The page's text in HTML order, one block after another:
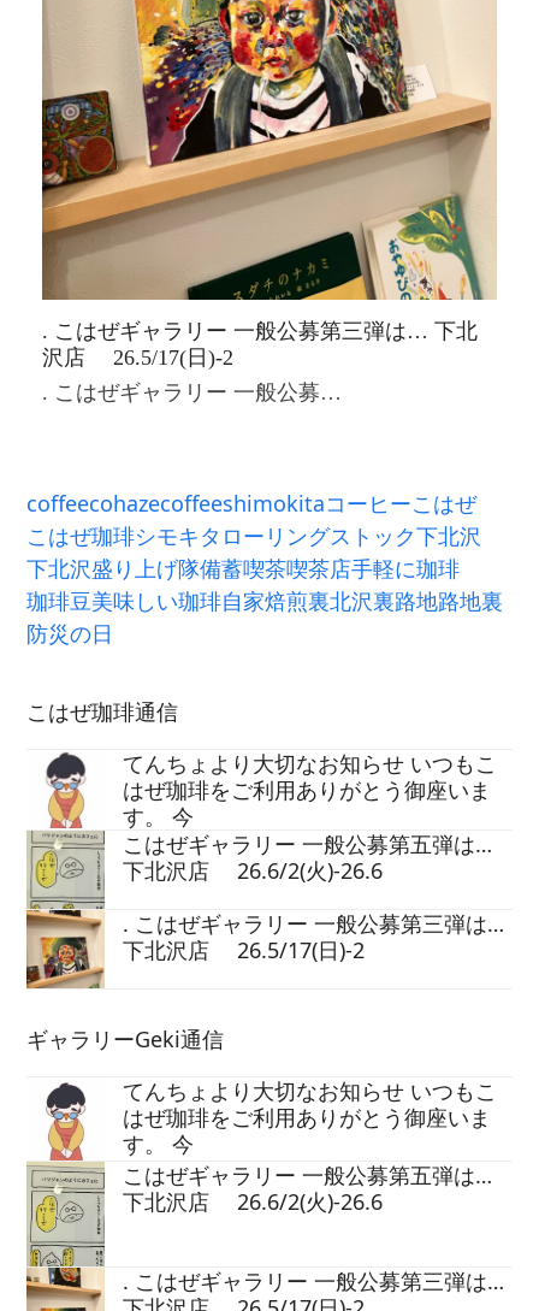
. こはぜギャラリー 一般公募第三弾は… 下北
沢店 26.5/17(日)-2
. こはぜギャラリー 一般公募…
coffeecohazecoffeeshimokitaコーヒーこはぜ
こはぜ珈琲シモキタ ローリングストック下北沢
下北沢盛り上げ隊備蓄喫茶喫茶店手軽に珈琲
珈琲豆美味しい珈琲自家焙煎裏北沢裏路地路地裏
防災の日
こはぜ珈琲通信
てんちょより大切なお知らせ いつもこ
はぜ珈琲をご利用ありがとう御座いま
す。 今
こはぜギャラリー 一般公募第五弾は…
下北沢店 26.6/2(火)-26.6
. こはぜギャラリー 一般公募第三弾は…
下北沢店 26.5/17(日)-2
ギャラリーGeki通信
てんちょより大切なお知らせ いつもこ
はぜ珈琲をご利用ありがとう御座いま
す。 今
こはぜギャラリー 一般公募第五弾は…
下北沢店 26.6/2(火)-26.6
. こはぜギャラリー 一般公募第三弾は…